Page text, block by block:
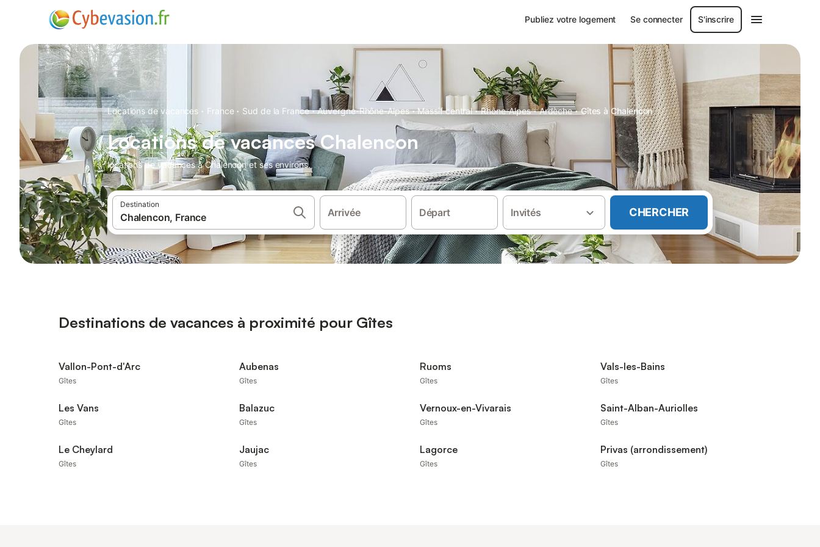
Publiez votre logement Se connecter S'inscrire
Locations de vacances · France · Sud de la France · Auvergne-Rhône-Alpes · Massif central · Rhône-Alpes · Ardèche · Gîtes à Chalencon
Locations de vacances Chalencon
locations de vacances à Chalencon et ses environs.
Destination
Arrivée Départ Invités CHERCHER
Destinations de vacances à proximité pour Gîtes
Vallon-Pont-d'Arc
Gîtes
Aubenas
Gîtes
Ruoms
Gîtes
Vals-les-Bains
Gîtes
Les Vans
Gîtes
Balazuc
Gîtes
Vernoux-en-Vivarais
Gîtes
Saint-Alban-Auriolles
Gîtes
Le Cheylard
Gîtes
Jaujac
Gîtes
Lagorce
Gîtes
Privas (arrondissement)
Gîtes